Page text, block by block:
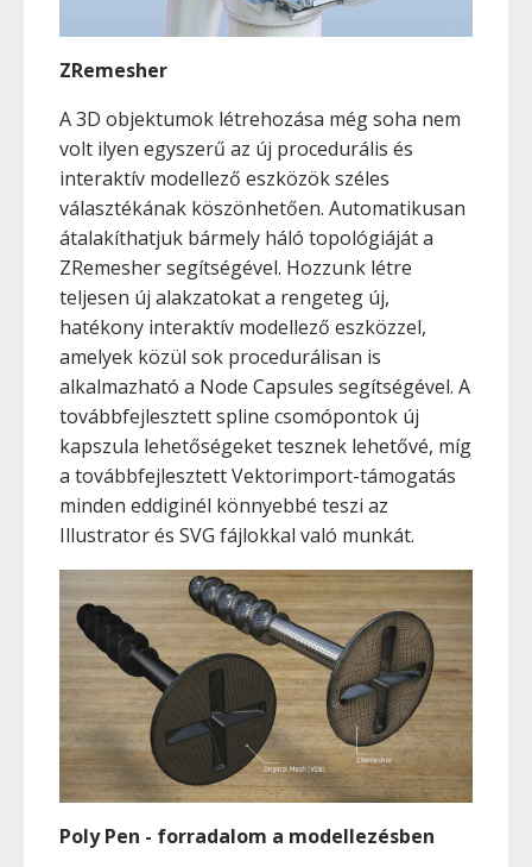
ZRemesher
A 3D objektumok létrehozása még soha nem
volt ilyen egyszerű az új procedurális és
interaktív modellező eszközök széles
választékának köszönhetően. Automatikusan
átalakíthatjuk bármely háló topológiáját a
ZRemesher segítségével. Hozzunk létre
teljesen új alakzatokat a rengeteg új,
hatékony interaktív modellező eszközzel,
amelyek közül sok procedurálisan is
alkalmazható a Node Capsules segítségével. A
továbbfejlesztett spline csomópontok új
kapszula lehetőségeket tesznek lehetővé, míg
a továbbfejlesztett Vektorimport-támogatás
minden eddiginél könnyebbé teszi az
Illustrator és SVG fájlokkal való munkát.
Poly Pen - forradalom a modellezésben